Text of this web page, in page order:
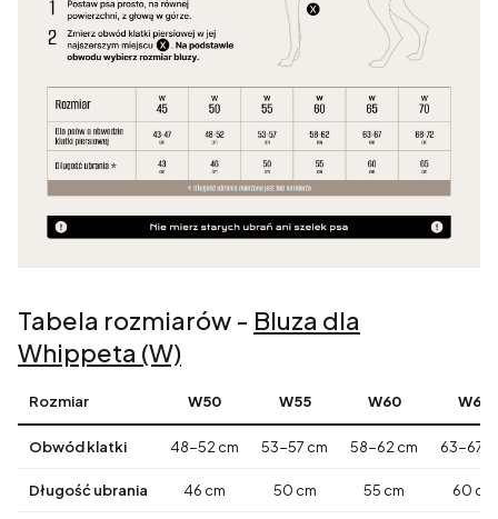
Tabela rozmiarów - Bluza dla
Whippeta (W)
Rozmiar W50 W55 W60 W65
Obwód klatki 48-52 cm 53-57 cm 58-62 cm 63-67
Długość ubrania 46 cm 50 cm 55 cm 60 cm